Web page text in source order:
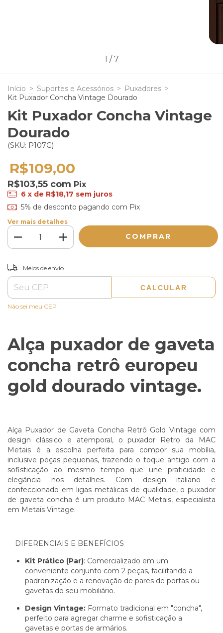
1 /7
Início > Suportes e Acessórios > Puxadores >
Kit Puxador Concha Vintage Dourado
Kit Puxador Concha Vintage
Dourado
(SKU: P107G)
R$109,00
R$103,55 com
6 x de R$18,17 sem juros
Ver mais detalhes
Entregas para o CEP:
Meios de envio
CALCULAR
Não sei meu CEP
Alça puxador de gaveta
concha retrô europeu
gold dourado vintage.
Alça Puxador de Gaveta Concha Retrô Gold Vintage com
design clássico e atemporal, o puxador Retro da MAC
Metais é a escolha perfeita para compor sua mobília,
inclusive peças pequenas, trazendo o toque antigo com a
sofisticação ao mesmo tempo que une praticidade e
elegância nos detalhes. Com design italiano e
confeccionado em ligas metálicas de qualidade, o puxador
de gaveta concha é um produto MAC Metais, especialista
em Metais Vintage.
DIFERENCIAIS E BENEFÍCIOS
Kit Prático (Par): Comercializado em um
conveniente conjunto com 2 peças, facilitando a
padronização e a renovação de pares de portas ou
gavetas do seu mobiliário.
Design Vintage: Formato tradicional em "concha",
perfeito para agregar charme e sofisticação a
gavetas e portas de armários.